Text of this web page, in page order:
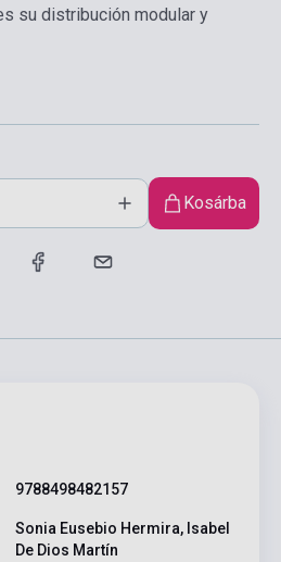
su distribución modular y
Kosárba
9788498482157
Sonia Eusebio Hermira, Isabel
De Dios Martín